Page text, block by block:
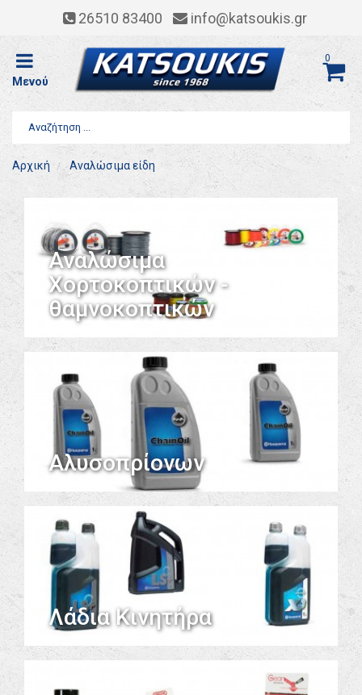
26510 83400 info@katsoukis.gr
Μενού
0
Αρχική Αναλώσιμα είδη
Αναλώσιμα
Χορτοκοπτικών -
θαμνοκοπτικών
Αλυσοπρίονων
Λάδια Κινητήρα